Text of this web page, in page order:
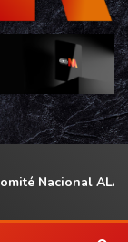
Nacional ALAS